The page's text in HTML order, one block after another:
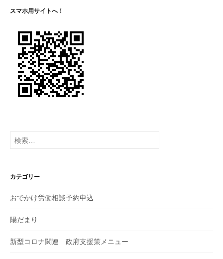
ョ
ン
スマホ用サイトへ！
検
索:
カテゴリー
おでかけ労働相談予約申込
陽だまり
新型コロナ関連 政府支援策メニュー